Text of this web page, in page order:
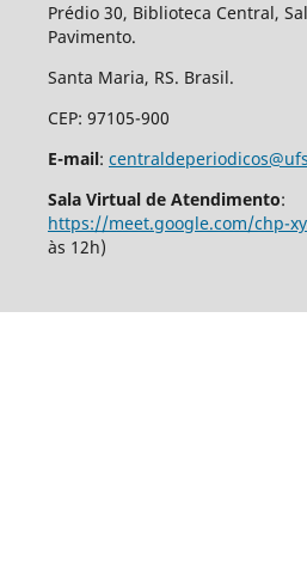
Prédio 30, Biblioteca Central,
Pavimento.
Santa Maria, RS. Brasil.
CEP: 97105-900
E-mail:
Sala Virtual de Atendimento:
https://meet.google.com/chp-
às 12h)